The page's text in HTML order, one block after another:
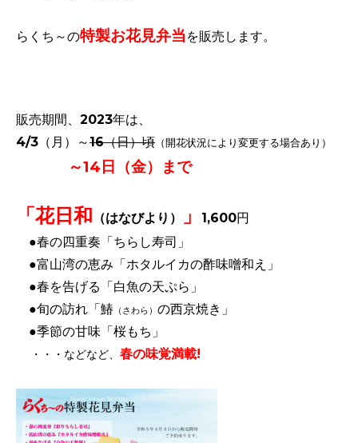
らくち～の特製お花見弁当 を販売します。
販売期間、2023年は、
4/3 （月）～16（日）頃 （開花状況により変更する場合あり）
～14日（金）まで
「花日和 （はなびより） 」
1,600円
●春の四重奏「ちらし寿司」
●富山湾の恵み「ホタルイカの酢味噌和え」
●春を告げる「白魚の天ぷら」
●旬の訪れ「鰆 （さわら） の西京焼き」
●季節の甘味「桜もち」
・・・などなど、 春の味覚満載!